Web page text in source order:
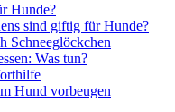
Hunde?
sind giftig für Hunde?
Schneeglöckchen
Was tun?
Hund vorbeugen